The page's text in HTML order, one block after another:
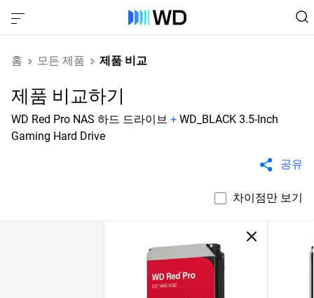
홈 모든 제품 제품 비교
제품 비교하기
WD Red Pro NAS 하드 드라이브 + WD_BLACK 3.5-Inch
Gaming Hard Drive
공유
차이점만 보기